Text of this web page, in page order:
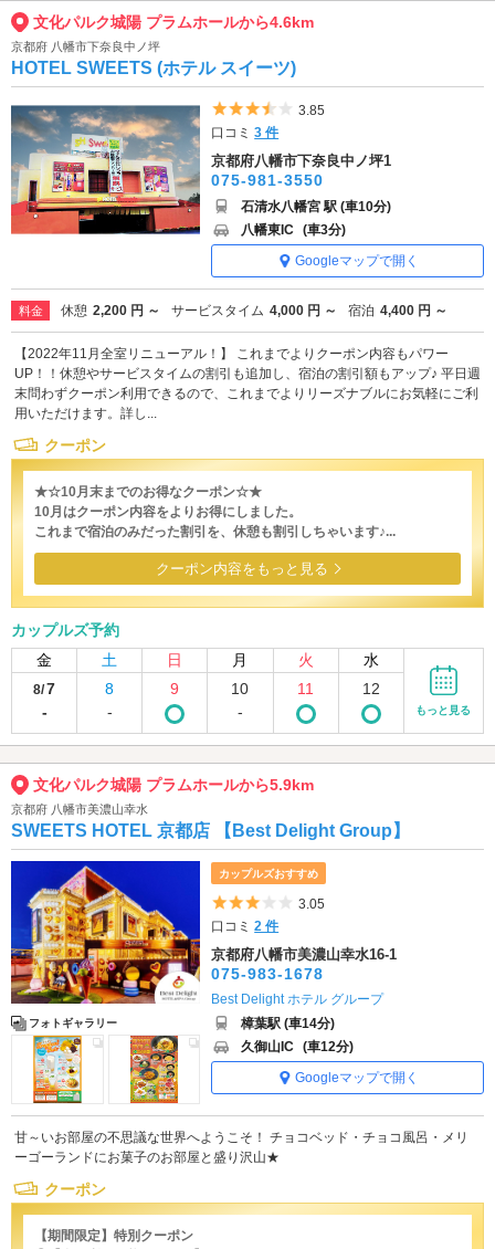
文化パルク城陽 プラムホールから4.6km
京都府 八幡市下奈良中ノ坪
HOTEL SWEETS (ホテル スイーツ)
5つ星のうち3.5
3.85
口コミ3 件
京都府八幡市下奈良中ノ坪1
075-981-3550
石清水八幡宮 駅 (車10分)
八幡東IC (車3分)
Googleマップで開く
料金 休憩 2,200 円 ～ サービスタイム 4,000 円 ～ 宿泊 4,400 円 ～
【2022年11月全室リニューアル！】 これまでよりクーポン内容もパワー
UP！！休憩やサービスタイムの割引も追加し、宿泊の割引額もアップ♪ 平日週
末問わずクーポン利用できるので、これまでよりリーズナブルにお気軽にご利
用いただけます。詳し...
クーポン
★☆10月末までのお得なクーポン☆★
10月はクーポン内容をよりお得にしました。
これまで宿泊のみだった割引を、休憩も割引しちゃいます♪...
クーポン内容をもっと見る
カップルズ予約
金
土 日 月 火 水
8/7
-
8
-
9
10
-
11 12
もっと見る
文化パルク城陽 プラムホールから5.9km
京都府 八幡市美濃山幸水
SWEETS HOTEL 京都店 【Best Delight Group】
フォトギャラリー
カップルズおすすめ
5つ星のうち3
3.05
口コミ2 件
京都府八幡市美濃山幸水16-1
075-983-1678
Best Delight ホテル グループ
樟葉駅 (車14分)
久御山IC (車12分)
Googleマップで開く
甘～いお部屋の不思議な世界へようこそ！ チョコベッド・チョコ風呂・メリ
ーゴーランドにお菓子のお部屋と盛り沢山★
クーポン
【期間限定】特別クーポン